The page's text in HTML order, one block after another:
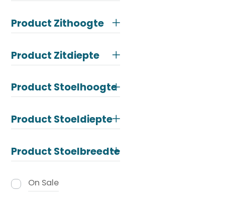
Product Zithoogte
Product Zitdiepte
Product Stoelhoogte
Product Stoeldiepte
Product Stoelbreedte
On Sale